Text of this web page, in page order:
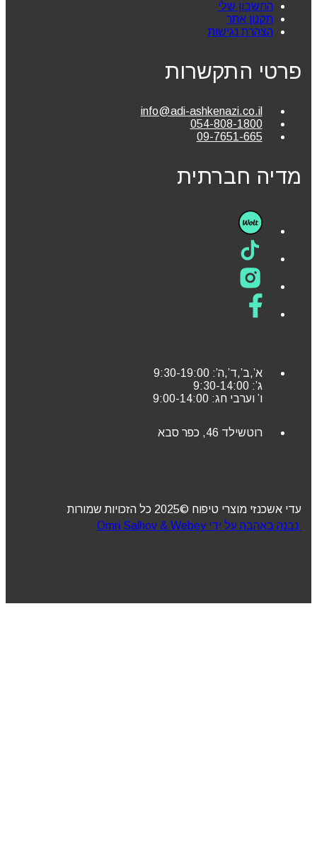
החשבון שלי
תקנון אתר
הצהרת נגישות
פרטי התקשרות
info@adi-ashkenazi.co.il
054-808-1800
09-7651-665
מדיה חברתית
א’,ב’,ד’,ה’: 9:30-19:00
ג’: 9:30-14:00
ו’ וערבי חג: 9:00-14:00
רוטשילד 46, כפר סבא
עדי אשכנזי מוצרי טיפוח ©2025 כל הזכויות שמורות
נבנה באהבה על ידי Omri Salhov & Webey